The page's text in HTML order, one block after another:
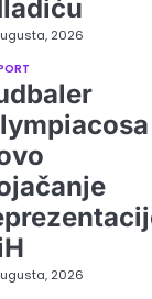
2026
2026